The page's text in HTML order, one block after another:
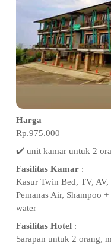
Harga
Rp.975.000
✔️ unit kamar untuk 2
Fasilitas Kamar :
Kasur Twin Bed, TV,
Pemanas Air, Shampoo
water
Fasilitas Hotel :
Sarapan untuk 2 orang,